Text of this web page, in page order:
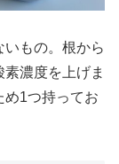
もの。根から
濃度を上げま
め1つ持ってお